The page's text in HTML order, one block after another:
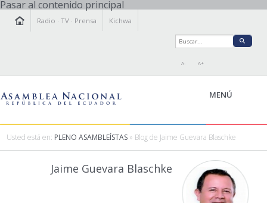
Pasar al contenido principal
Radio ·TV · Prensa Kichwa
A- A+
MENÚ
Usted está en: PLENO ASAMBLEÍSTAS » Blog de Jaime Guevara Blaschke
Jaime Guevara Blaschke